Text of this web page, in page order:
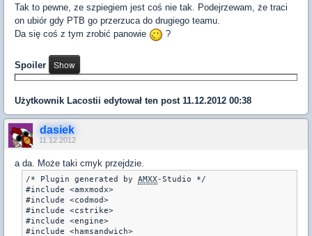
Tak to pewne, ze szpiegiem jest coś nie tak. Podejrzewam, że traci
on ubiór gdy PTB go przerzuca do drugiego teamu.
Da się coś z tym zrobić panowie
?
Spoiler
Użytkownik Lacostii edytował ten post 11.12.2012 00:38
dasiek
11.12.2012
a da. Może taki cmyk przejdzie.
/* Plugin generated by AMXX-Studio */
#include <amxmodx>
#include <codmod>
#include <cstrike>
#include <engine>
#include <hamsandwich>